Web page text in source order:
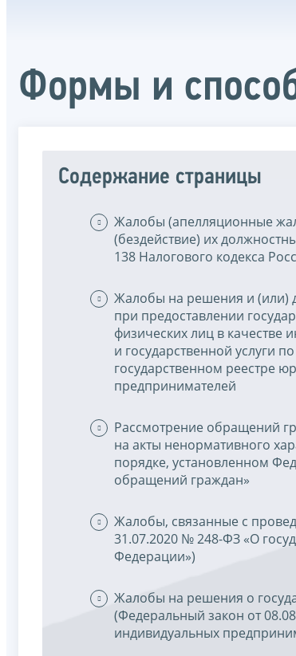
Формы и
Содержание страницы
Жалобы (апелляционные
(бездействие) их
138 Налогового кодекса
Жалобы на решения и (или)
при предоставлении
физических лиц в качестве
и государственной услуги
государственном реестре
предпринимателей
Рассмотрение обращений
на акты ненормативного
порядке, установленном
обращений граждан»
Жалобы, связанные с
31.07.2020 № 248-ФЗ «О
Федерации»)
Жалобы на решения о
(Федеральный закон от
индивидуальных